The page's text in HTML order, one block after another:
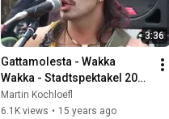
3:36
Gattamolesta - Wakka
Wakka - Stadtspektakel 2010
Landshut
Martin Kochloefl
6.1K views • 15 years ago